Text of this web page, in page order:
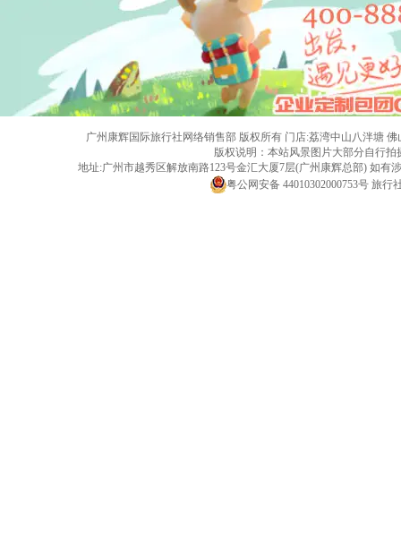
广州康辉国际旅行社网络销售部 版权所有 门店:荔湾中山八泮塘 佛
版权说明：本站风景图片大部分自行
地址:广州市越秀区解放南路123号金汇大厦7层(广州康辉总部) 如
粤公网安备 44010302000753号 旅行